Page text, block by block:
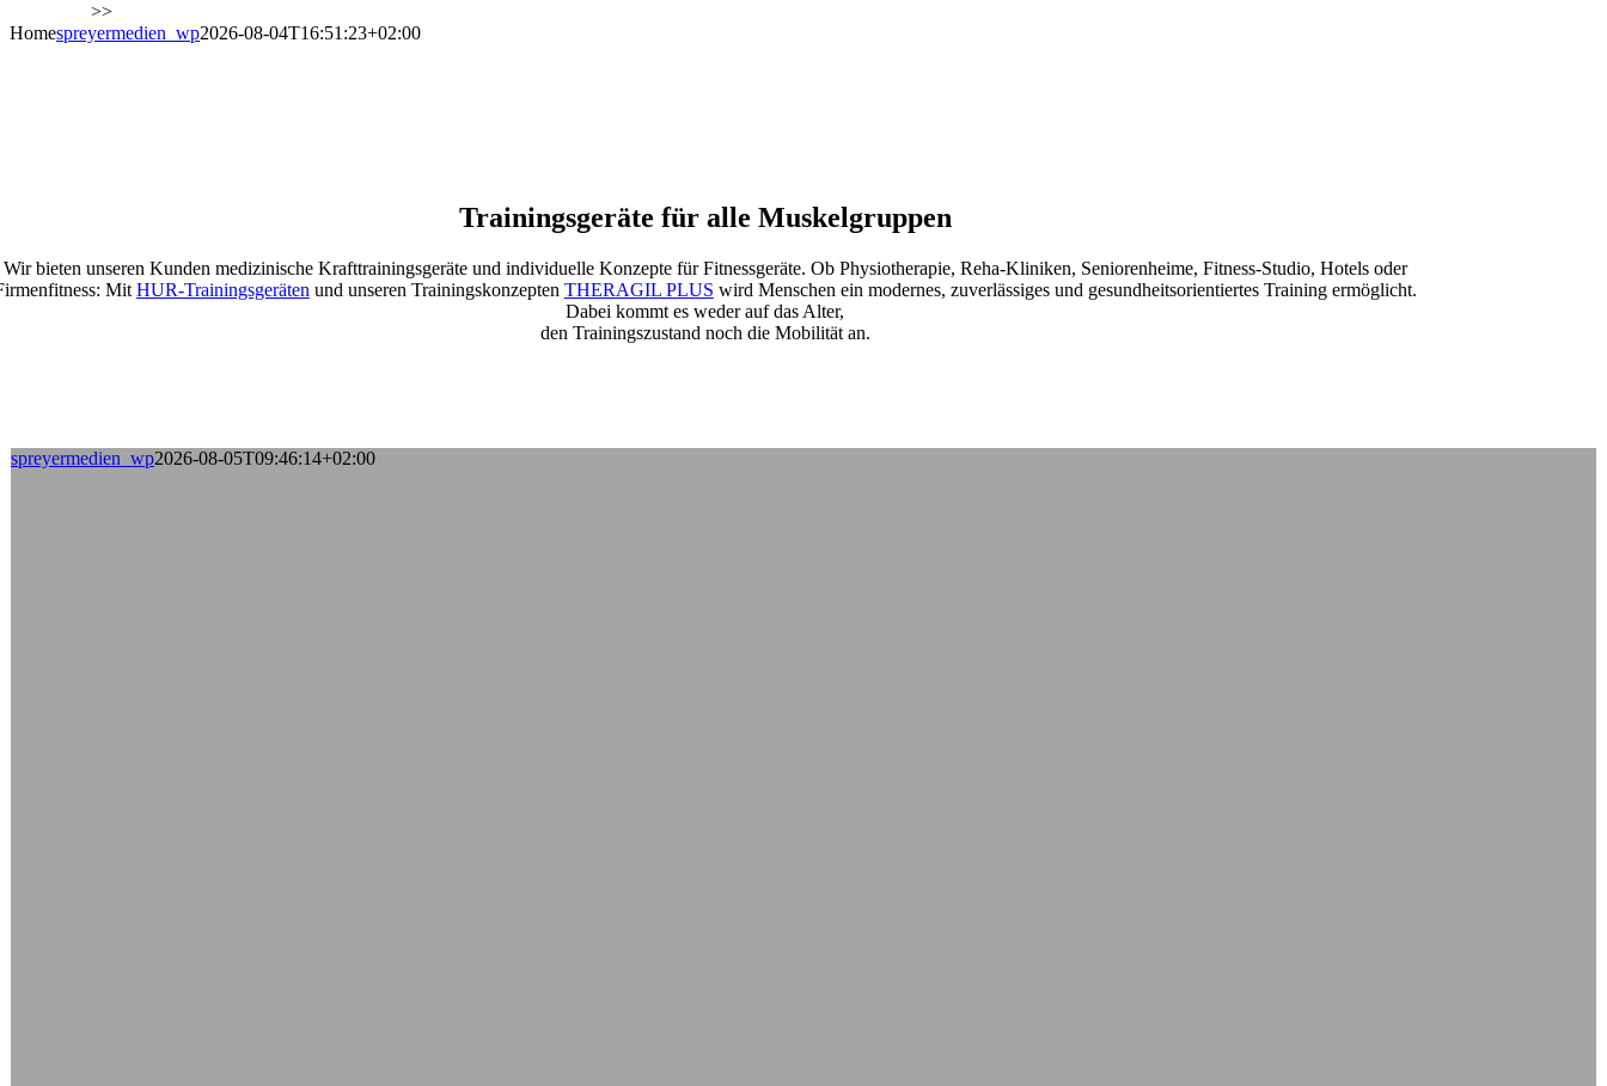
>>
Homespreyermedien_wp2026-08-04T16:51:23+02:00
Trainingsgeräte für alle Muskelgruppen
Wir bieten unseren Kunden medizinische Krafttrainingsgeräte und individuelle Konzepte für Fitnessgeräte. Ob Physiotherapie, Reha-Kliniken, Seniorenheime, Fitness-Studio, Hotels oder
Mit HUR-Trainingsgeräten und unseren Trainingskonzepten THERAGIL PLUS wird Menschen ein modernes, zuverlässiges und gesundheitsorientiertes Training ermöglicht.
Dabei kommt es weder auf das Alter,
den Trainingszustand noch die Mobilität an.
spreyermedien_wp2026-08-05T09:46:14+02:00